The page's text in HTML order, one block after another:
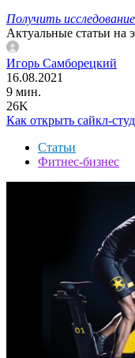
Получить исследование
Актуальные статьи на
Игорь Самборецкий
16.08.2021
9 мин.
26K
Как открыть сайкл-
Статьи
Фитнес-бизнес